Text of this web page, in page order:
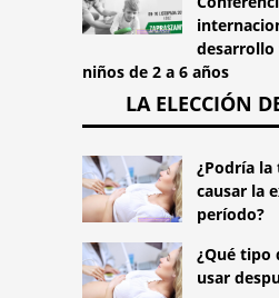
niños de 2 a 6 años
LA ELECCIÓN
¿Podría
causar la
período?
¿Qué tipo
usar